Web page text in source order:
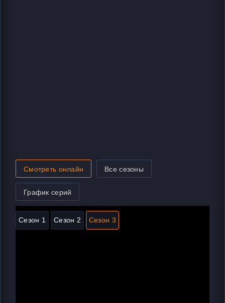
Смотреть онлайн Все сезоны
График серий
Сезон 1 Сезон 2 Сезон 3